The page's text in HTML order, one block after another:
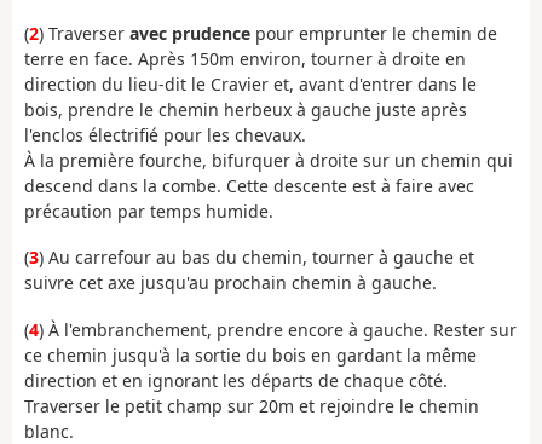
(2) Traverser avec prudence pour emprunter le chemin de
terre en face. Après 150m environ, tourner à droite en
direction du lieu-dit le Cravier et, avant d'entrer dans le
bois, prendre le chemin herbeux à gauche juste après
l'enclos électrifié pour les chevaux.
À la première fourche, bifurquer à droite sur un chemin qui
descend dans la combe. Cette descente est à faire avec
précaution par temps humide.
(3) Au carrefour au bas du chemin, tourner à gauche et
suivre cet axe jusqu'au prochain chemin à gauche.
(4) À l'embranchement, prendre encore à gauche. Rester sur
ce chemin jusqu'à la sortie du bois en gardant la même
direction et en ignorant les départs de chaque côté.
Traverser le petit champ sur 20m et rejoindre le chemin
blanc.